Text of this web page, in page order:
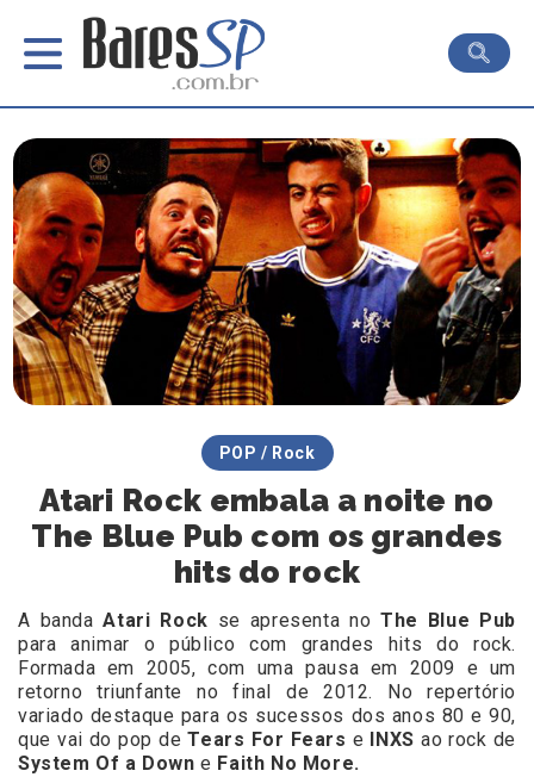
POP / Rock
Atari Rock embala a noite no
The Blue Pub com os grandes
hits do rock
A bandaAtari Rock se apresenta noThe Blue Pub
para animar o público com grandes hits do rock.
Formada em 2005, com uma pausa em 2009 e um
retorno triunfante no final de 2012. No repertório
variado destaque para os sucessos dos anos 80 e 90,
que vai do pop deTears For Fears e INXS ao rock de
System Of a Downe Faith No More.